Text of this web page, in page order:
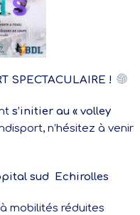
SPECTACULAIRE !
s’initier au « volley
n’hésitez à venir
sud Echirolles
mobilités réduites